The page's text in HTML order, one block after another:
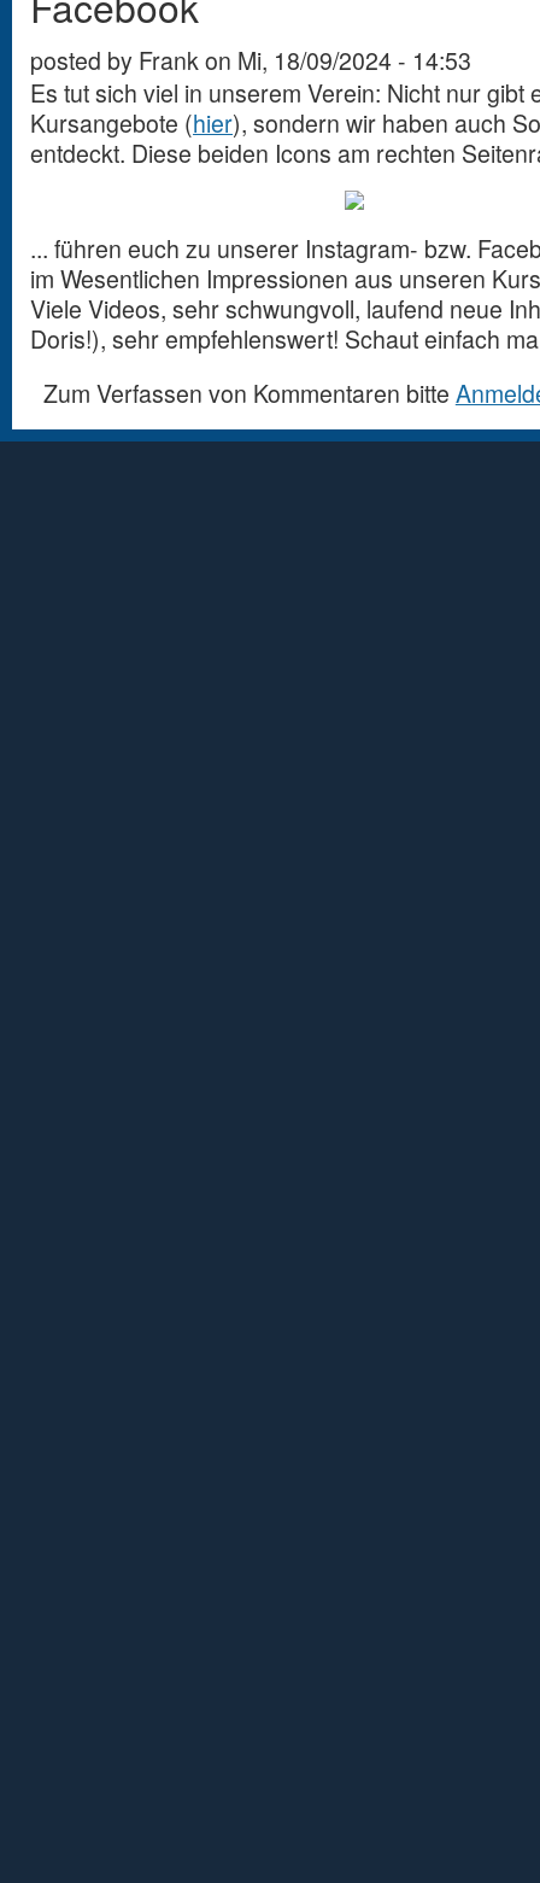
posted by Frankon Mi, 18/09/2024 - 14:53
Es tut sich viel in unserem Verein: Nicht nur gibt
Kursangebote (hier), sondern wir haben auch
entdeckt. Diese beiden Icons am rechten
... führen euch zu unserer Instagram- bzw.
im Wesentlichen Impressionen aus unseren
Viele Videos, sehr schwungvoll, laufend neue
Doris!), sehr empfehlenswert! Schaut einfach
Zum Verfassen von Kommentaren bitte